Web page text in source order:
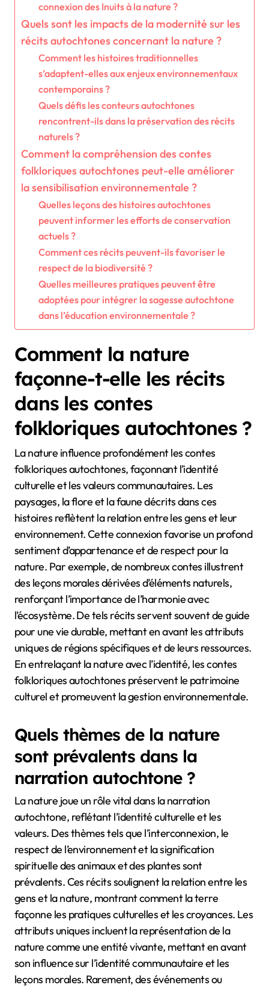
connexion des Inuits à la nature ?
Quels sont les impacts de la modernité sur les
récits autochtones concernant la nature ?
Comment les histoires traditionnelles
s’adaptent-elles aux enjeux environnementaux
contemporains ?
Quels défis les conteurs autochtones
rencontrent-ils dans la préservation des récits
naturels ?
Comment la compréhension des contes
folkloriques autochtones peut-elle améliorer
la sensibilisation environnementale ?
Quelles leçons des histoires autochtones
peuvent informer les efforts de conservation
actuels ?
Comment ces récits peuvent-ils favoriser le
respect de la biodiversité ?
Quelles meilleures pratiques peuvent être
adoptées pour intégrer la sagesse autochtone
dans l’éducation environnementale ?
Comment la nature
façonne-t-elle les récits
dans les contes
folkloriques autochtones ?
La nature influence profondément les contes
folkloriques autochtones, façonnant l’identité
culturelle et les valeurs communautaires. Les
paysages, la flore et la faune décrits dans ces
histoires reflètent la relation entre les gens et leur
environnement. Cette connexion favorise un profond
sentiment d’appartenance et de respect pour la
nature. Par exemple, de nombreux contes illustrent
des leçons morales dérivées d’éléments naturels,
renforçant l’importance de l’harmonie avec
l’écosystème. De tels récits servent souvent de guide
pour une vie durable, mettant en avant les attributs
uniques de régions spécifiques et de leurs ressources.
En entrelaçant la nature avec l’identité, les contes
folkloriques autochtones préservent le patrimoine
culturel et promeuvent la gestion environnementale.
Quels thèmes de la nature
sont prévalents dans la
narration autochtone ?
La nature joue un rôle vital dans la narration
autochtone, reflétant l’identité culturelle et les
valeurs. Des thèmes tels que l’interconnexion, le
respect de l’environnement et la signification
spirituelle des animaux et des plantes sont
prévalents. Ces récits soulignent la relation entre les
gens et la nature, montrant comment la terre
façonne les pratiques culturelles et les croyances. Les
attributs uniques incluent la représentation de la
nature comme une entité vivante, mettant en avant
son influence sur l’identité communautaire et les
leçons morales. Rarement, des événements ou